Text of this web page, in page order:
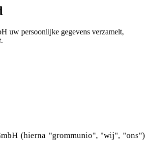
uw persoonlijke gegevens verzamelt,
(hierna "grommunio", "wij", "ons")